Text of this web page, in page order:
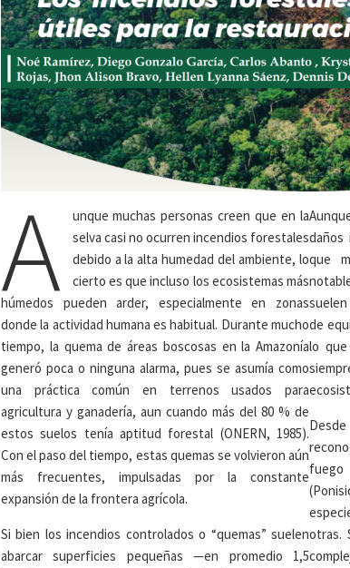
A
unque muchas personas creen que en la
selva casi no ocurren incendios forestales
debido a la alta humedad del ambiente, lo
cierto es que incluso los ecosistemas más
húmedos pueden arder, especialmente en zonas
donde la actividad humana es habitual. Durante mucho
tiempo, la quema de áreas boscosas en la Amazonía
generó poca o ninguna alarma, pues se asumía como
una práctica común en terrenos usados para
agricultura y ganadería, aun cuando más del 80 % de
estos suelos tenía aptitud forestal (ONERN, 1985).
Con el paso del tiempo, estas quemas se volvieron aún
más frecuentes, impulsadas por la constante
expansión de la frontera agrícola.
Si bien los incendios controlados o “quemas” suelen
abarcar superficies pequeñas —en promedio 1,5
daños
que
suelen
de
lo
fuego
otras.